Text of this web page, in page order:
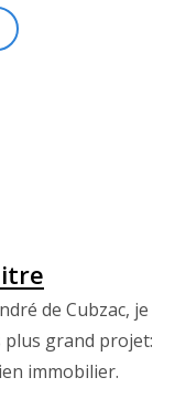
de Cubzac, je
plus grand projet:
immobilier.